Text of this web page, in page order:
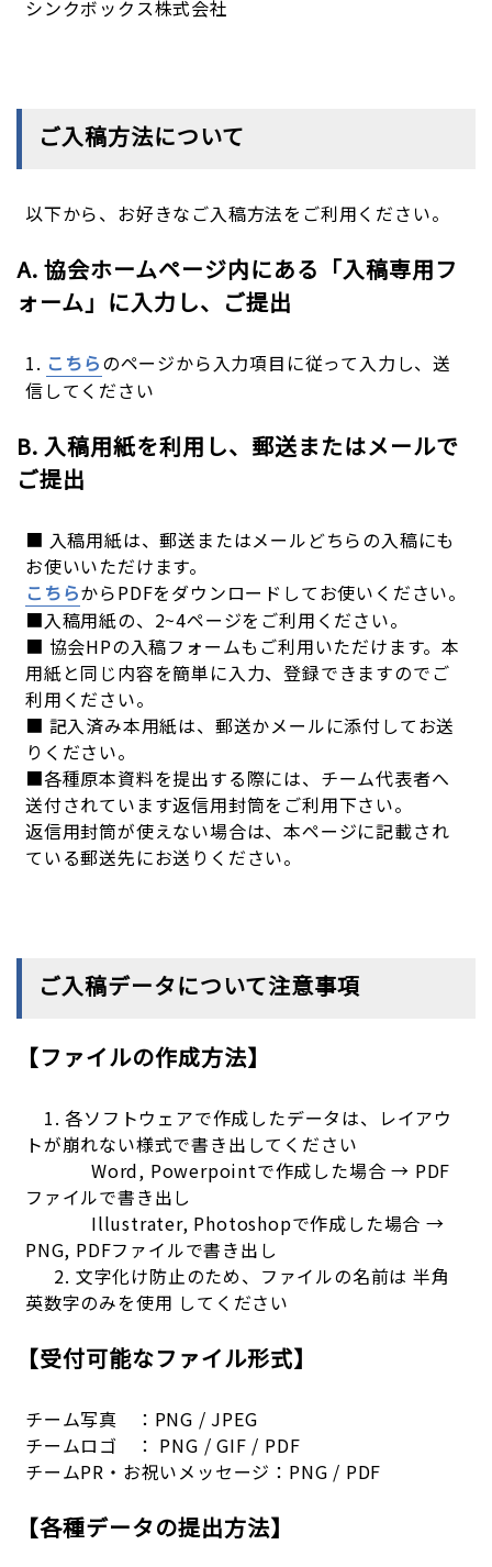
シンクボックス株式会社
ご入稿方法について
以下から、お好きなご入稿方法をご利用ください。
A. 協会ホームページ内にある「入稿専用フ
ォーム」に入力し、ご提出
1. こちらのページから入力項目に従って入力し、送
信してください
B. 入稿用紙を利用し、郵送またはメールで
ご提出
■ 入稿用紙は、郵送またはメールどちらの入稿にも
お使いいただけます。
こちらからPDFをダウンロードしてお使いください。
■入稿用紙の、2~4ページをご利用ください。
■ 協会HPの入稿フォームもご利用いただけます。本
用紙と同じ内容を簡単に入力、登録できますのでご
利用ください。
■ 記入済み本用紙は、郵送かメールに添付してお送
りください。
■各種原本資料を提出する際には、チーム代表者へ
送付されています返信用封筒をご利用下さい。
返信用封筒が使えない場合は、本ページに記載され
ている郵送先にお送りください。
ご入稿データについて注意事項
【ファイルの作成方法】
1. 各ソフトウェアで作成したデータは、レイアウ
トが崩れない様式で書き出してください
Word, Powerpointで作成した場合 → PDF
ファイルで書き出し
Illustrater, Photoshopで作成した場合 →
PNG, PDFファイルで書き出し
2. 文字化け防止のため、ファイルの名前は 半角
英数字のみを使用 してください
【受付可能なファイル形式】
チーム写真 ：PNG / JPEG
チームロゴ ： PNG / GIF / PDF
チームPR・お祝いメッセージ：PNG / PDF
【各種データの提出方法】